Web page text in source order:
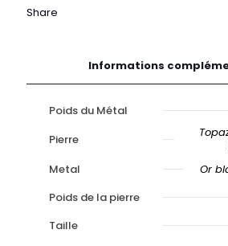
Or
Share
Informations
Poids du Métal
Pierre
Metal
Or
Poids de la pierre
Taille